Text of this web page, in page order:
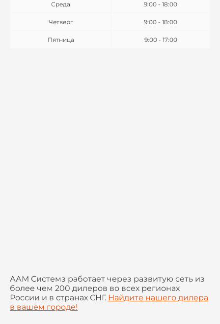
Среда 9:00 - 18:00
Четверг 9:00 - 18:00
Пятница 9:00 - 17:00
ААМ Системз работает через развитую сеть из
более чем 200 дилеров во всех регионах
России и в странах СНГ. Найдите нашего дилера
в вашем городе!